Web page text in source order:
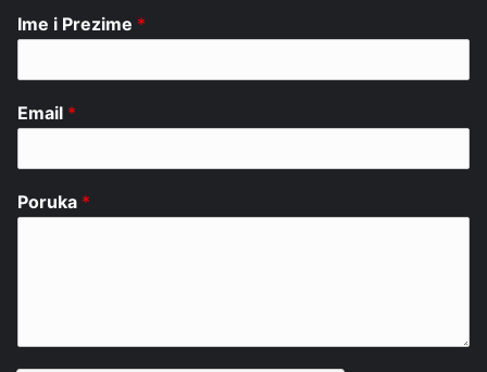
Ime i Prezime *
Email *
Poruka *